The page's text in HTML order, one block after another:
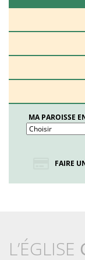
MA PAROISSE
FAIRE
L’ÉGLISE